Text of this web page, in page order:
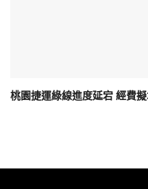
桃園捷運綠線進度延宕 經費